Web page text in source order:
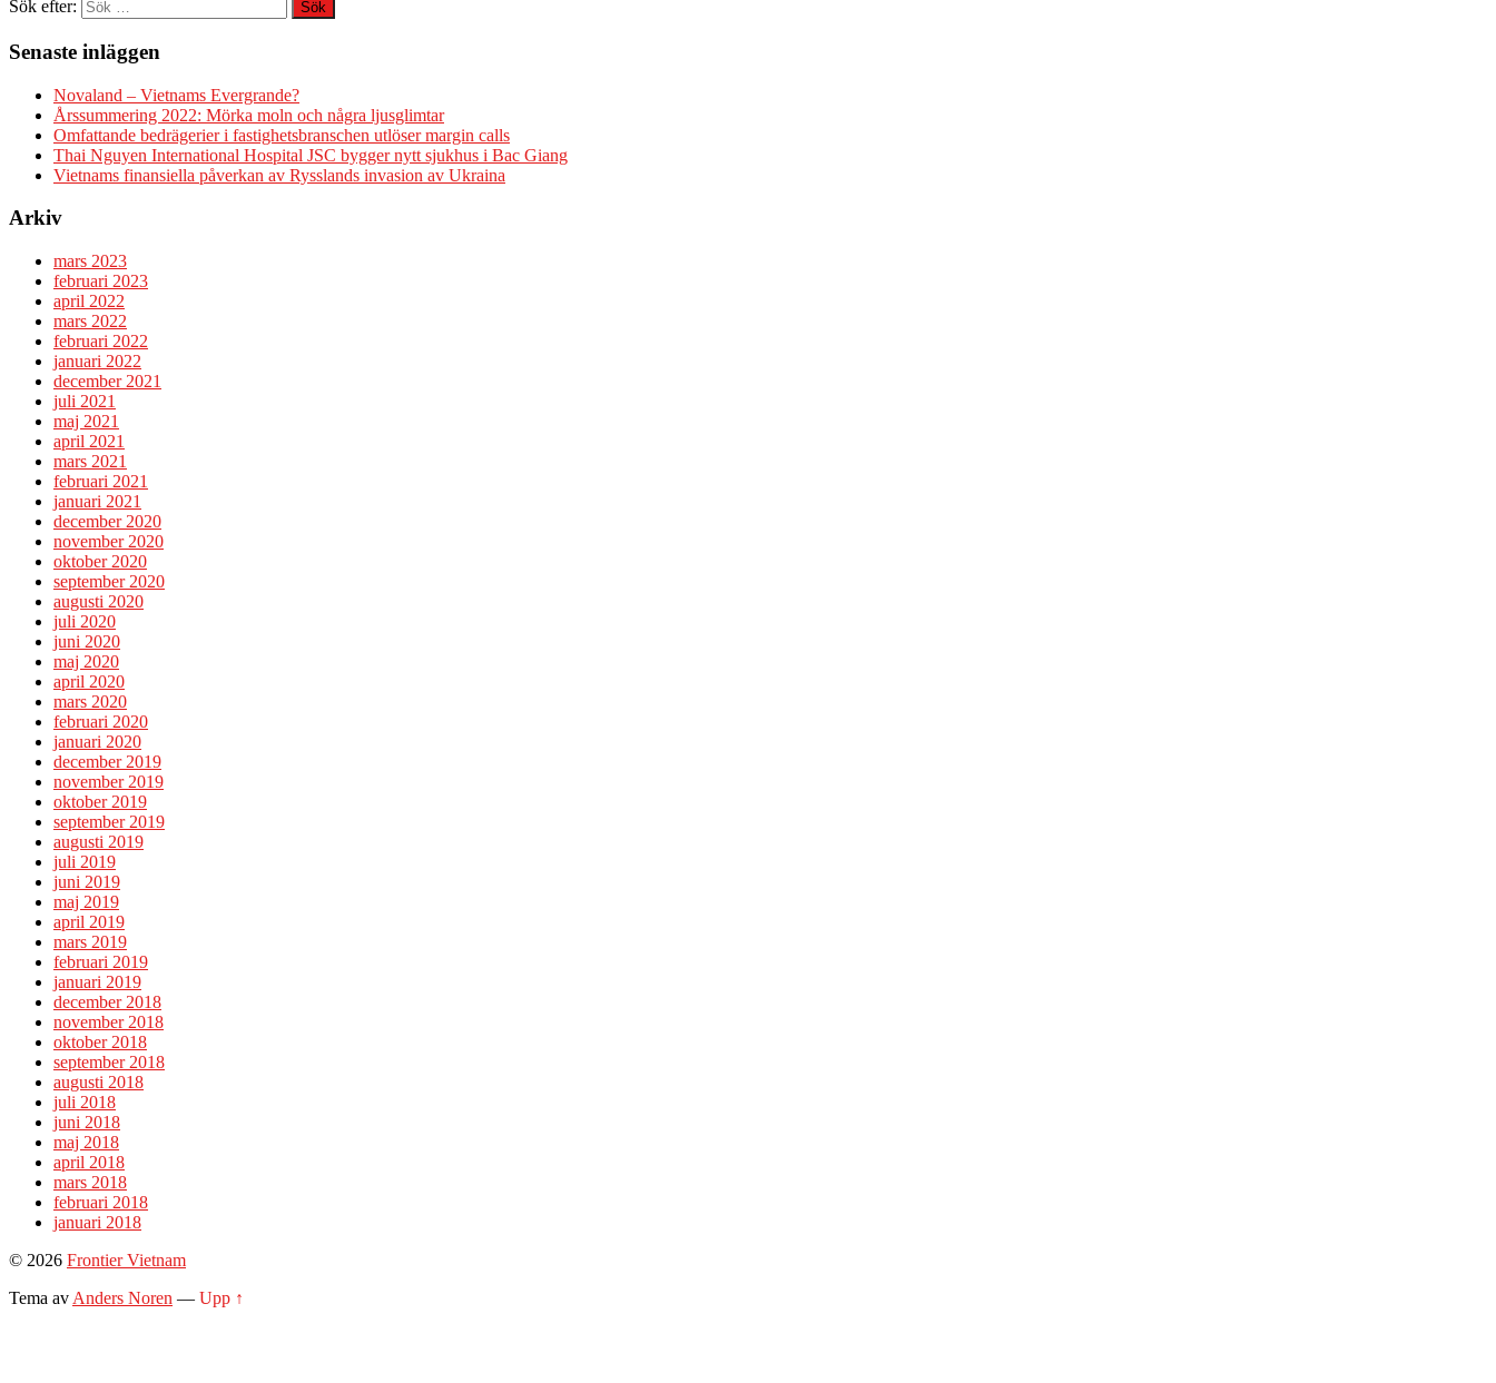
Sök efter:
Senaste inläggen
Novaland – Vietnams Evergrande?
Årssummering 2022: Mörka moln och några ljusglimtar
Omfattande bedrägerier i fastighetsbranschen utlöser margin calls
Thai Nguyen International Hospital JSC bygger nytt sjukhus i Bac Giang
Vietnams finansiella påverkan av Rysslands invasion av Ukraina
Arkiv
mars 2023
februari 2023
april 2022
mars 2022
februari 2022
januari 2022
december 2021
juli 2021
maj 2021
april 2021
mars 2021
februari 2021
januari 2021
december 2020
november 2020
oktober 2020
september 2020
augusti 2020
juli 2020
juni 2020
maj 2020
april 2020
mars 2020
februari 2020
januari 2020
december 2019
november 2019
oktober 2019
september 2019
augusti 2019
juli 2019
juni 2019
maj 2019
april 2019
mars 2019
februari 2019
januari 2019
december 2018
november 2018
oktober 2018
september 2018
augusti 2018
juli 2018
juni 2018
maj 2018
april 2018
mars 2018
februari 2018
januari 2018
© 2026 Frontier Vietnam
Tema av Anders Noren — Upp ↑